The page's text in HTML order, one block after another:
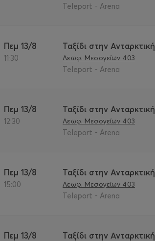
Teleport - Arena
Πεμ 13/8
11:30
Ταξίδι στην Ανταρκτική
Λεωφ. Μεσογείων 403
Teleport - Arena
Πεμ 13/8
12:30
Ταξίδι στην Ανταρκτική
Λεωφ. Μεσογείων 403
Teleport - Arena
Πεμ 13/8
15:00
Ταξίδι στην Ανταρκτική
Λεωφ. Μεσογείων 403
Teleport - Arena
Πεμ 13/8 Ταξίδι στην Ανταρκτική